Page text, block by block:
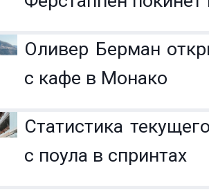
Оливер Берман
с кафе в Монако
Статистика
с поула в спринтах